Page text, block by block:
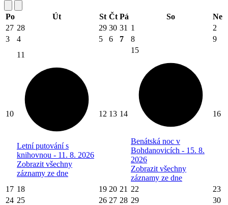
Po Út St Čt Pá So
Ne
27 28 29 30 31 1
2
3
4 5 6 7 8 9
10
11
Letní putování s
knihovnou - 11. 8. 2026
Zobrazit všechny
záznamy ze dne
12 13 14
15
Benátská noc v
Bohdanovicích - 15. 8.
2026
Zobrazit všechny
záznamy ze dne
16
17 18 19 20 21 22
23
24 25 26 27 28 29
30